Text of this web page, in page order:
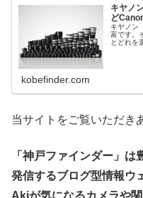
キヤノ
ど
キヤノン
富です。
とどれを
kobefinder.com
当サイトをご覧いただき
「神戸ファインダー」
発信するブログ型情報ウ
Akiが気になるカメラや